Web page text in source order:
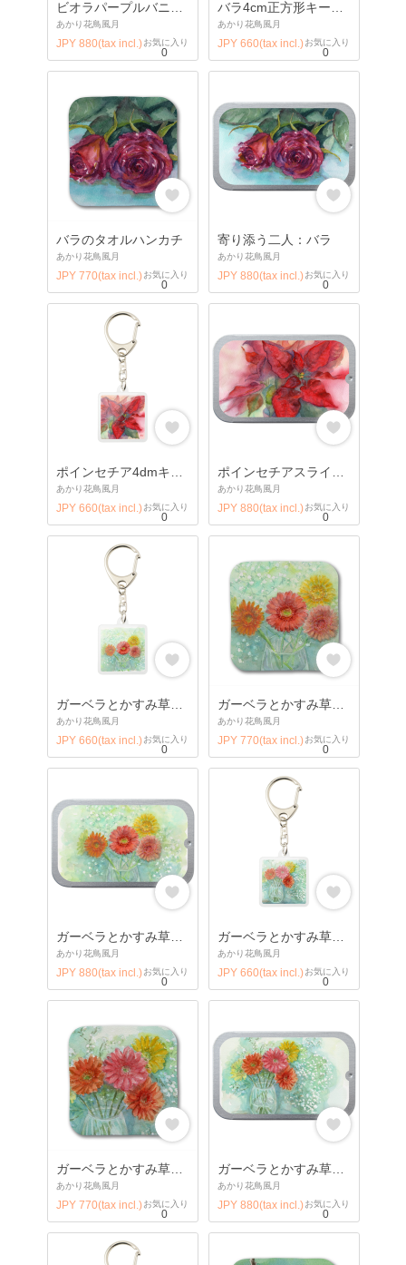
ビオラパープルバニーの春祭りスライドケース
あかり花鳥風月
JPY 880(tax incl.)
0
お気に入り
バラ4cm正方形キーホルダー
あかり花鳥風月
JPY 660(tax incl.)
0
お気に入り
バラのタオルハンカチ
あかり花鳥風月
JPY 770(tax incl.)
0
お気に入り
寄り添う二人：バラ
あかり花鳥風月
JPY 880(tax incl.)
0
お気に入り
ポインセチア4dmキーホルダー
あかり花鳥風月
JPY 660(tax incl.)
0
お気に入り
ポインセチアスライドケース
あかり花鳥風月
JPY 880(tax incl.)
0
お気に入り
ガーベラとかすみ草２：4cm正方形キーホルダー
あかり花鳥風月
JPY 660(tax incl.)
0
お気に入り
ガーベラとかすみ草２：タオルハンカチ
あかり花鳥風月
JPY 770(tax incl.)
0
お気に入り
ガーベラとかすみ草２：透明水彩でお花の絵
あかり花鳥風月
JPY 880(tax incl.)
0
お気に入り
ガーベラとかすみ草4cm正方形キーホルダー
あかり花鳥風月
JPY 660(tax incl.)
0
お気に入り
ガーベラとかすみ草タオルハンカチ
あかり花鳥風月
JPY 770(tax incl.)
0
お気に入り
ガーベラとかすみ草スライドケース
あかり花鳥風月
JPY 880(tax incl.)
0
お気に入り